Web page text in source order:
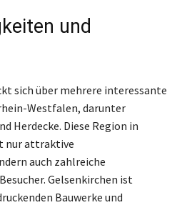
und
sich über mehrere interessante
Westfalen, darunter
Herdecke. Diese Region in
nur attraktive
auch zahlreiche
Gelsenkirchen ist
Bauwerke und